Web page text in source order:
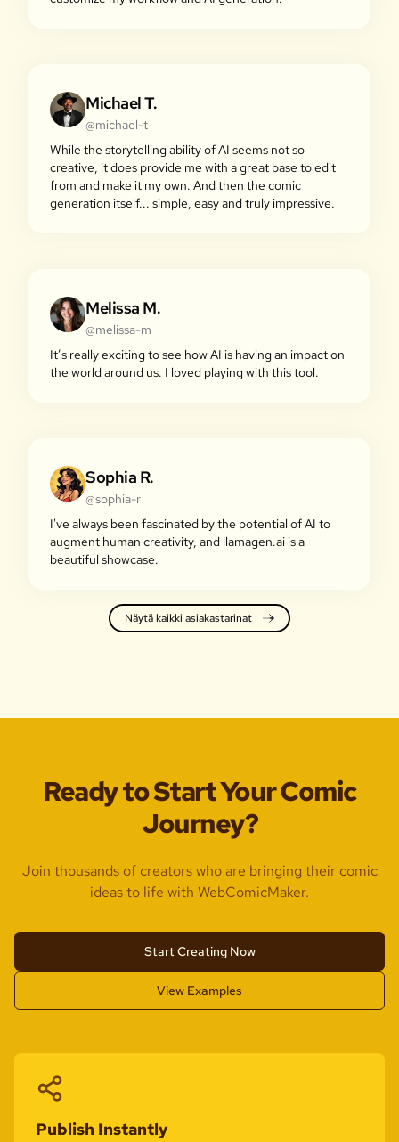
Michael T.
@michael-t
While the storytelling ability of AI seems not so
creative, it does provide me with a great base to edit
from and make it my own. And then the comic
generation itself... simple, easy and truly impressive.
Melissa M.
@melissa-m
It’s really exciting to see how AI is having an impact on
the world around us. I loved playing with this tool.
Sophia R.
@sophia-r
I've always been fascinated by the potential of AI to
augment human creativity, and llamagen.ai is a
beautiful showcase.
Näytä kaikki asiakastarinat
Ready to Start Your Comic
Journey?
Join thousands of creators who are bringing their comic
ideas to life with WebComicMaker.
Start Creating Now
View Examples
Publish Instantly